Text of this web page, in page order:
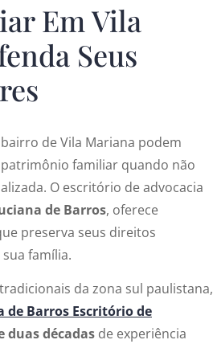
Em Vila
Seus
de Vila Mariana podem
familiar quando não
O escritório de advocacia
de Barros, oferece
preserva seus direitos
família.
da zona sul paulistana,
de Barros Escritório de
duas décadas de experiência